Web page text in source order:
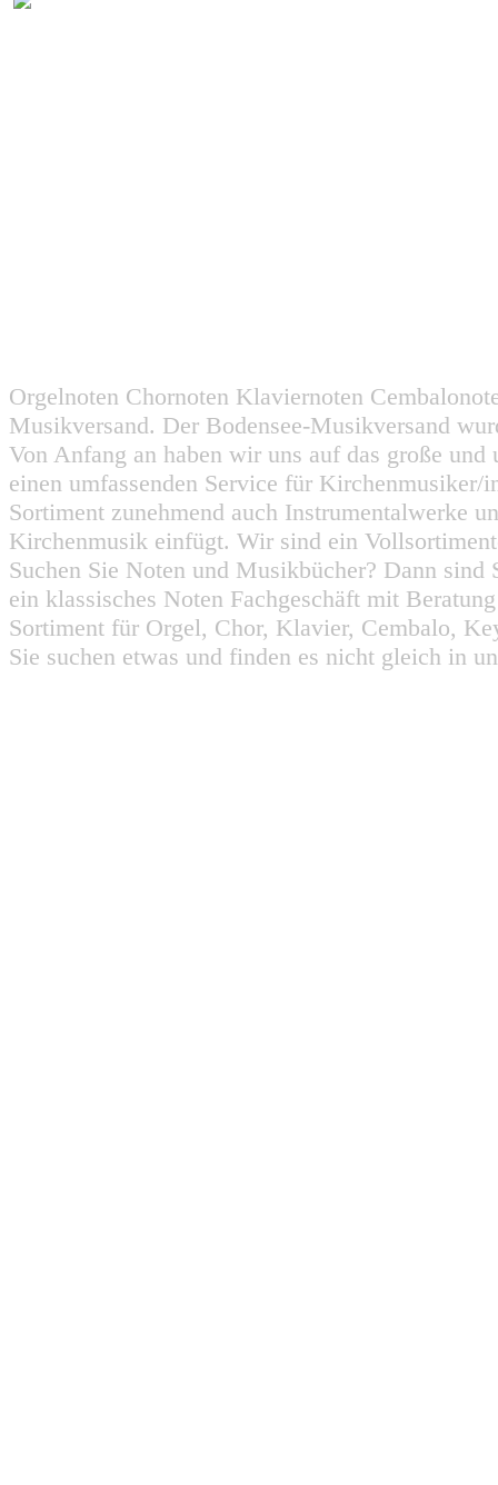
Orgelnoten Chornoten Klaviernoten
Musikversand. Der Bodensee-Musikversand
Von Anfang an haben wir uns auf das große
einen umfassenden Service für
Sortiment zunehmend auch Instrumentalwerke
Kirchenmusik einfügt. Wir sind ein
Suchen Sie Noten und Musikbücher? Dann
ein klassisches Noten Fachgeschäft mit
Sortiment für Orgel, Chor, Klavier, Cembalo,
Sie suchen etwas und finden es nicht gleich in